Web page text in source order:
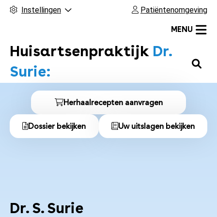
Instellingen Patiëntenomgeving
Huisartsenpraktijk Dr.
Surie:
H
o
o
f
d
m
MENU
n
e
Herhaalrecepten aanvragen
Dossier bekijken Uw uitslagen bekijken
Dr. S. Surie